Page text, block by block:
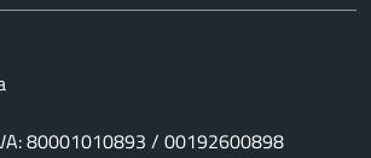
80001010893 / 00192600898